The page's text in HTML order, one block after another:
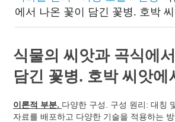
에서 나온 꽃이 담긴 꽃병. 호박
식물의 씨앗과 곡식에
담긴 꽃병. 호박 씨앗에
이론적 부분. 다양한 구성. 구성 원리: 대칭
자료를 배포하고 다양한 기술을 적용하는